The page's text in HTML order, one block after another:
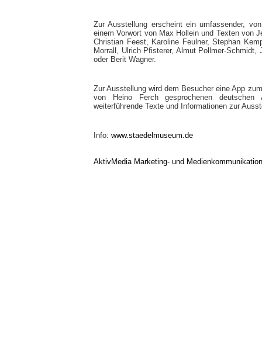
Zur Ausstellung erscheint ein umfassender,
einem Vorwort von Max Hollein und Texten von
Christian Feest, Karoline Feulner, Stephan
Morrall, Ulrich Pfisterer, Almut Pollmer-
oder Berit Wagner.
Zur Ausstellung wird dem Besucher eine App
von Heino Ferch gesprochenen deutschen
weiterführende Texte und Informationen zur
Info: www.staedelmuseum.de
AktivMedia Marketing- und